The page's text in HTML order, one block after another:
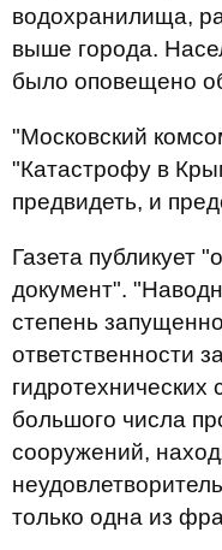
водохранилища,
выше города.
было оповещено
"Московский
"Катастрофу в
предвидеть, и
Газета публикует
документ".
степень
ответственности
большого числа
сооружений,
только одна из